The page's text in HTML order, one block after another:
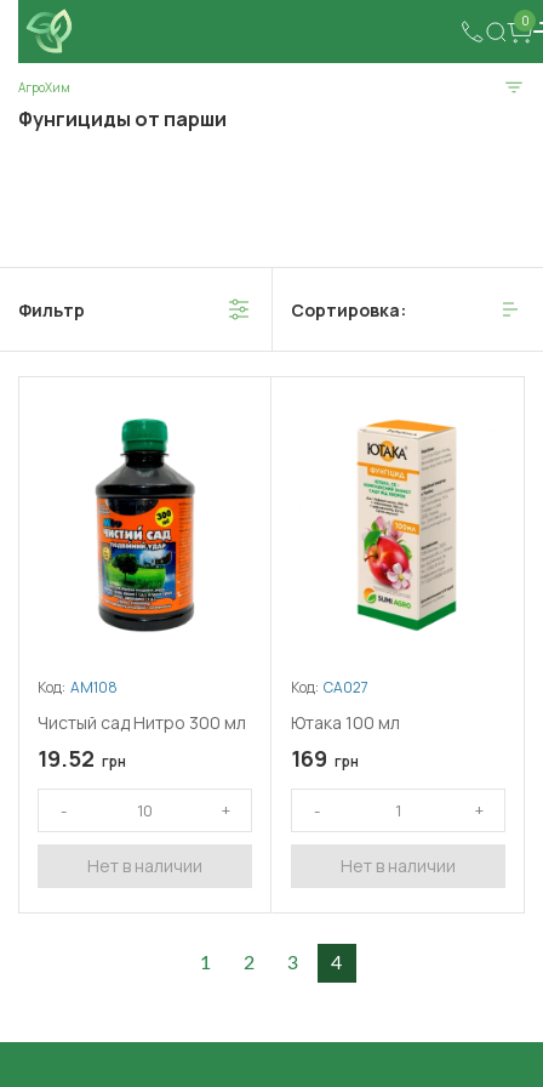
0
АгроХим
Фунгициды от парши
Фильтр Сортировка:
Код: АМ108
Чистый сад Нитро 300 мл
19.52 грн
Нет в наличии
Код: СА027
Ютака 100 мл
169 грн
Нет в наличии
1 2 3 4